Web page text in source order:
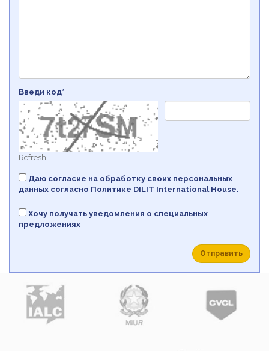
Введи код*
Refresh
Даю согласие на обработку своих персональных
данных согласно Политикe DILIT International House.
Хочу получать уведомления о специальных
предложениях
Отправить